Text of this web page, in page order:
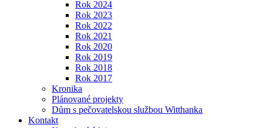
Rok 2024
Rok 2023
Rok 2022
Rok 2021
Rok 2020
Rok 2019
Rok 2018
Rok 2017
Kronika
Plánované projekty
Dům s pečovatelskou službou Witthanka
Kontakt